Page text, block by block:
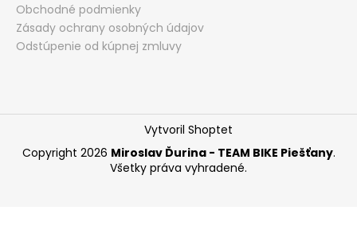
Obchodné podmienky
Zásady ochrany osobných údajov
Odstúpenie od kúpnej zmluvy
Vytvoril Shoptet
Copyright 2026 Miroslav Ďurina - TEAM BIKE Piešťany.
Všetky práva vyhradené.